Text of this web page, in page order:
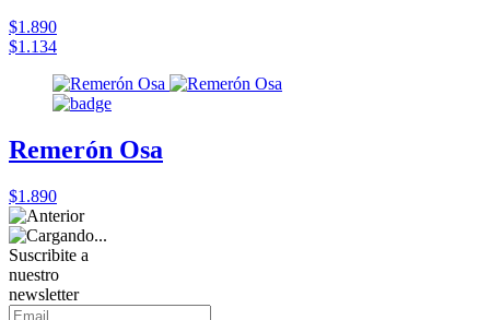
$1.890
$1.134
Remerón Osa
$1.890
Suscribite a
nuestro
newsletter